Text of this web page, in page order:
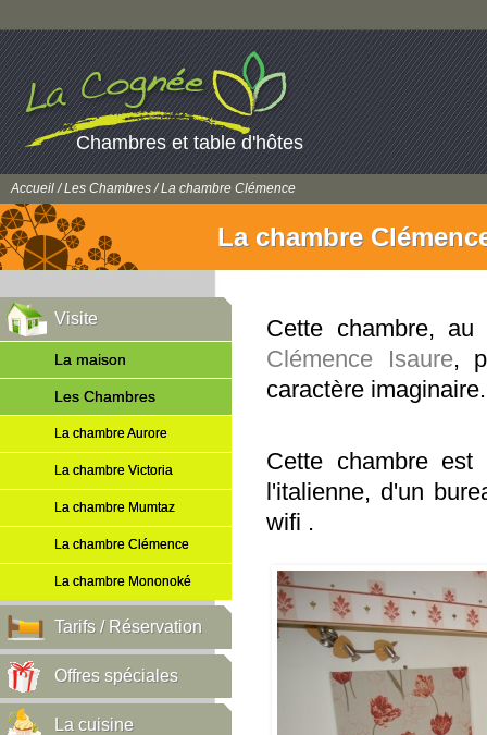
Chambres et table d'hôtes
Accueil/Les Chambres/ La chambre Clémence
La chambre
Visite
La maison
Les Chambres
La chambre Aurore
La chambre Victoria
La chambre Mumtaz
La chambre Clémence
La chambre Mononoké
Tarifs / Réservation
Offres spéciales
La cuisine
Cette chambre,
Clémence Isaure,
caractère imaginaire.
Cette chambre
l'italienne, d'un
wifi .